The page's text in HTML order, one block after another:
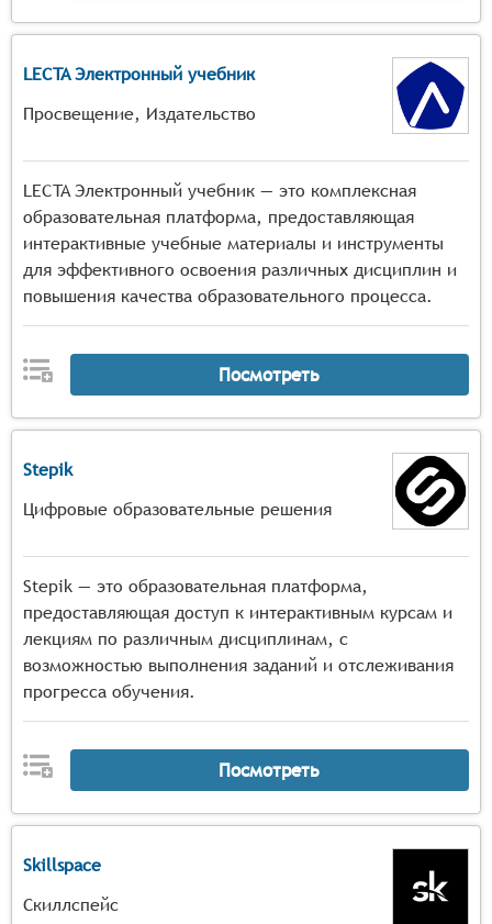
LECTA Электронный учебник
Просвещение, Издательство
LECTA Электронный учебник — это комплексная
образовательная платформа, предоставляющая
интерактивные учебные материалы и инструменты
для эффективного освоения различных дисциплин и
повышения качества образовательного процесса.
Посмотреть
Stepik
Цифровые образовательные решения
Stepik — это образовательная платформа,
предоставляющая доступ к интерактивным курсам и
лекциям по различным дисциплинам, с
возможностью выполнения заданий и отслеживания
прогресса обучения.
Посмотреть
Skillspace
Скиллспейс